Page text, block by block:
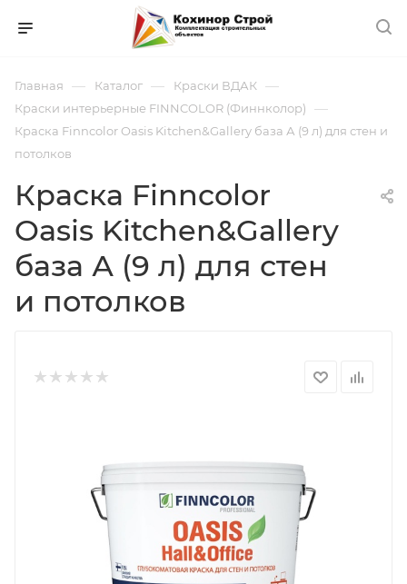
Главная — Каталог — Краски ВДАК —
Краски интерьерные FINNCOLOR (Финнколор) —
Краска Finncolor Oasis Kitchen&Gallery база А (9 л) для стен и
потолков
Краска Finncolor
Oasis Kitchen&Gallery
база А (9 л) для стен
и потолков